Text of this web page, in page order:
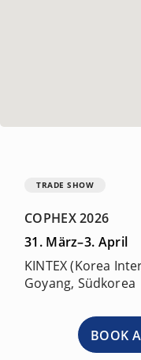
TRADE SHOW
COPHEX 2026
31. März–3. April
KINTEX (Korea
Goyang, Südkorea
BOOK